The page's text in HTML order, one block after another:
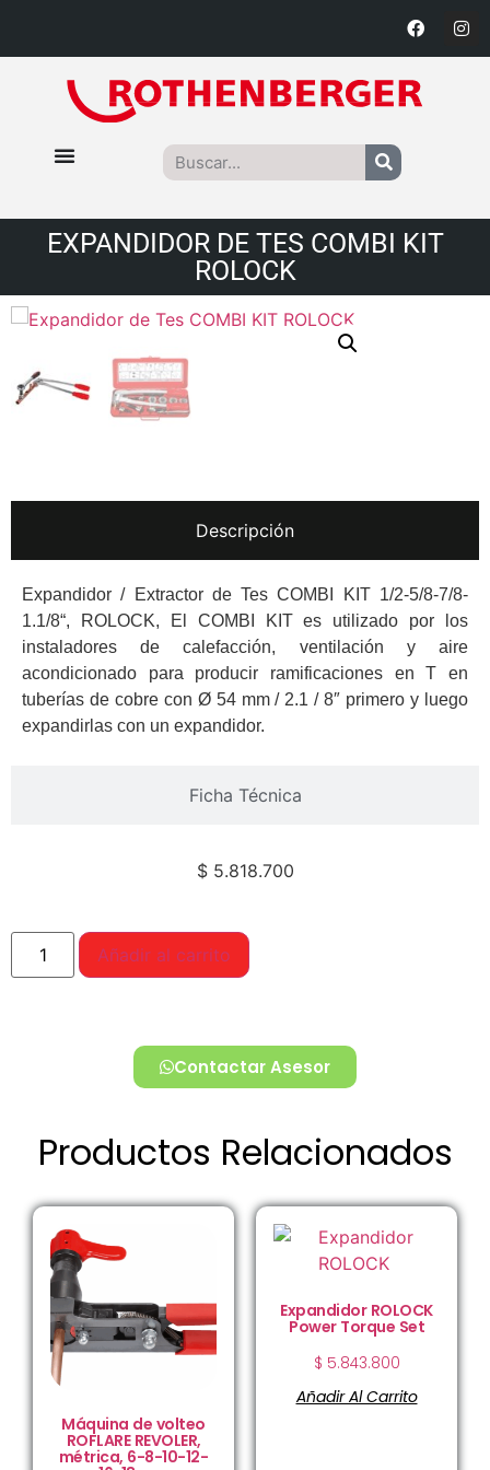
EXPANDIDOR DE TES COMBI KIT
ROLOCK
Descripción
Ficha Técnica
Expandidor / Extractor de Tes COMBI KIT 1/2-5/8-7/8-
1.1/8“, ROLOCK, El COMBI KIT es utilizado por los
instaladores de calefacción, ventilación y aire
acondicionado para producir ramificaciones en T en
tuberías de cobre con Ø 54 mm / 2.1 / 8″ primero y luego
expandirlas con un expandidor.
$5.818.700
Añadir al carrito
Contactar Asesor
Productos Relacionados
Máquina de volteo
ROFLARE REVOLER,
métrica, 6-8-10-12-
Expandidor ROLOCK
Power Torque Set
$ 5.843.800
Añadir Al Carrito